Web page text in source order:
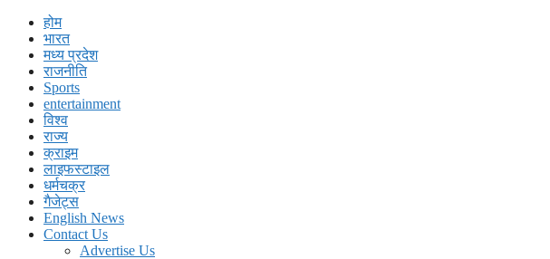
होम
भारत
मध्य प्रदेश
राजनीति
Sports
entertainment
विश्व
राज्य
क्राइम
लाइफस्टाइल
धर्मचक्र
गैजेट्स
English News
Contact Us
Advertise Us